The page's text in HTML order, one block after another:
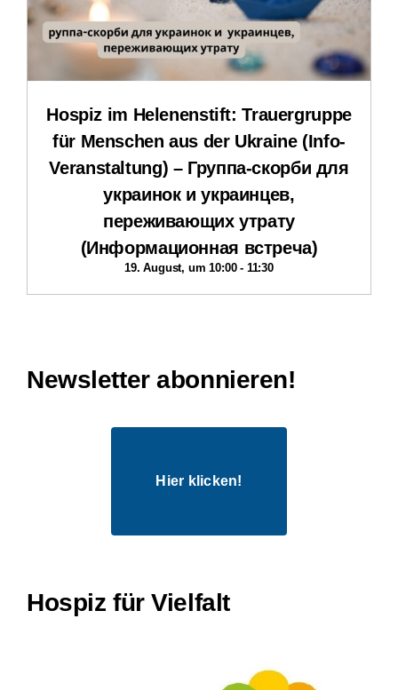
Impressum
Datenschutzerklärung
Hospiz im Helenenstift: Trauergruppe
für Menschen aus der Ukraine (Info-
Veranstaltung) – Группа-скорби для
украинок и украинцев,
переживающих утрату
(Информационная встреча)
19. August, um 10:00- 11:30
Newsletter abonnieren!
Hier klicken!
Hospiz für Vielfalt